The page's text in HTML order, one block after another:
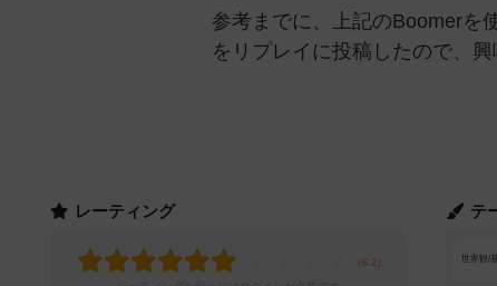
参考までに、上記のBoomerを
をリプレイに投稿したので、
テ
世界観/
レーティング